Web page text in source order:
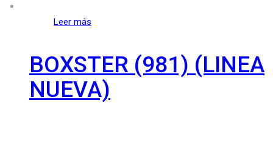
Leer más
BOXSTER (981) (LINEA
NUEVA)